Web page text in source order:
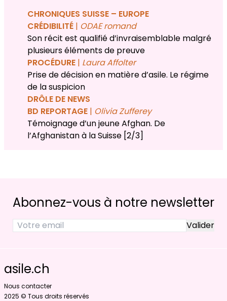
CHRONIQUES SUISSE – EUROPE
CRÉDIBILITÉ | ODAE romand
Son récit est qualifié d’invraisemblable malgré
plusieurs éléments de preuve
PROCÉDURE | Laura Affolter
Prise de décision en matière d’asile. Le régime
de la suspicion
DRÔLE DE NEWS
BD REPORTAGE | Olivia Zufferey
Témoignage d’un jeune Afghan. De
l’Afghanistan à la Suisse [2/3]
Abonnez-vous à notre newsletter
asile.ch
Nous contacter
2025 © Tous droits réservés